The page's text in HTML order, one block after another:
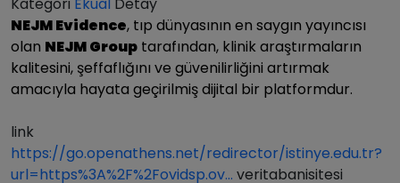
NEJM Evidence, tıp dünyasının en saygın yayıncısı
olan NEJM Group tarafından, klinik araştırmaların
kalitesini, şeffaflığını ve güvenilirliğini artırmak
amacıyla hayata geçirilmiş dijital bir platformdur.
link
https://go.openathens.net/redirector/istinye.edu.tr?
url=https%3A%2F%2Fovidsp.ov… veritabanisitesi